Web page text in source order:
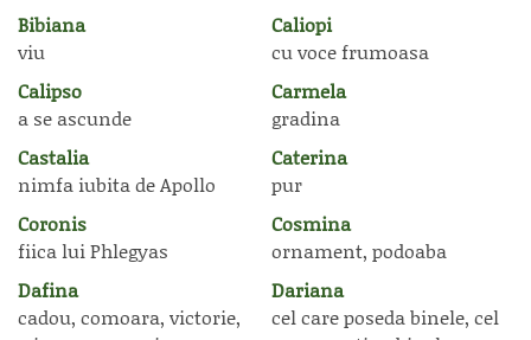
Bibiana
viu
Caliopi
cu voce frumoasa
Calipso
a se ascunde
Carmela
gradina
Castalia
nimfa iubita de Apollo
Caterina
pur
Coronis
fiica lui Phlegyas
Cosmina
ornament, podoaba
Dafina
cadou, comoara, victorie,
Dariana
cel care poseda binele, cel